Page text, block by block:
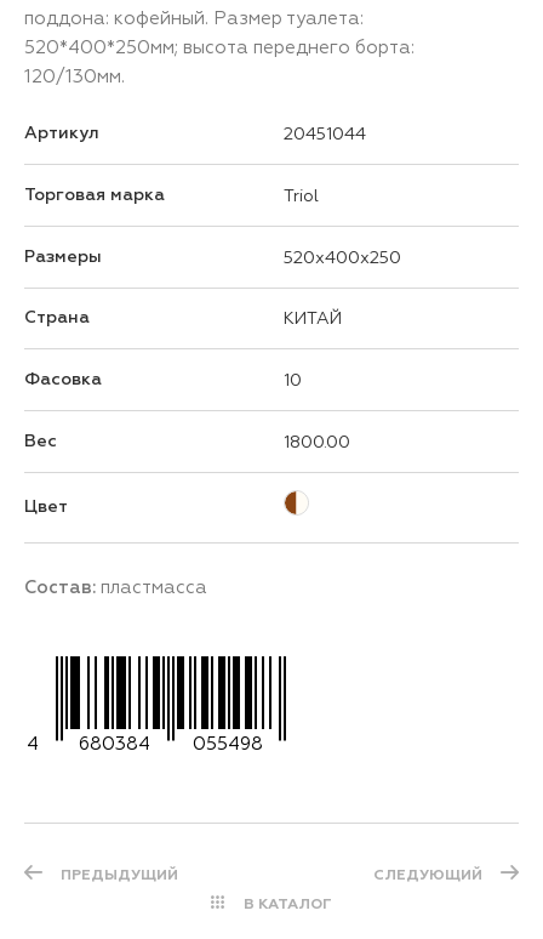
поддона: кофейный. Размер туалета:
520*400*250мм; высота переднего борта:
120/130мм.
Артикул 20451044
Торговая марка Triol
Размеры 520x400x250
Страна КИТАЙ
Фасовка 10
Вес 1800.00
Цвет
Состав: пластмасса
4 680384 055498
ПРЕДЫДУЩИЙ
В КАТАЛОГ
СЛЕДУЮЩИЙ